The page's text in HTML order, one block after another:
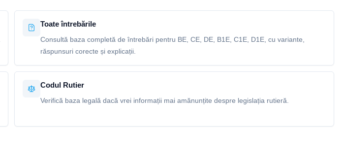
Toate întrebările
Consultă baza completă de întrebări pentru BE, CE, DE, B1E, C1E, D1E, cu variante,
răspunsuri corecte și explicații.
Codul Rutier
Verifică baza legală dacă vrei informații mai amănunțite despre legislația rutieră.